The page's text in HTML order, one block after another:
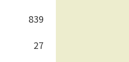
839
27